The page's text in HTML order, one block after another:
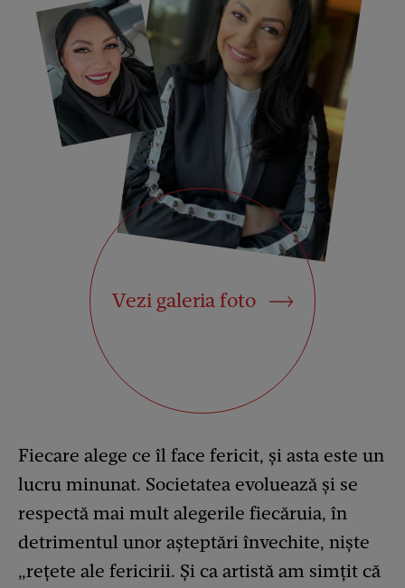
Vezi galeria foto
Fiecare alege ce îl face fericit, și asta este un
lucru minunat. Societatea evoluează și se
respectă mai mult alegerile fiecăruia, în
detrimentul unor așteptări învechite, niște
„rețete ale fericirii. Și ca artistă am simțit că